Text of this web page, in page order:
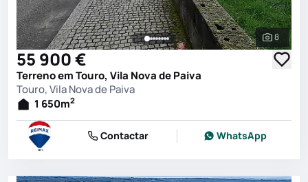
Ver
8
55 900 €
Terreno em Touro, Vila Nova de Paiva
Touro, Vila Nova de Paiva
1 650m2
Contactar WhatsApp